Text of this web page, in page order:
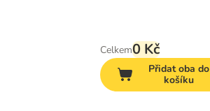
Celkem0 Kč
Přidat oba do
košíku